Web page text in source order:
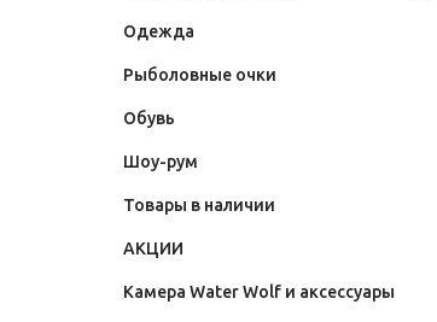
Одежда
Рыболовные очки
Обувь
Шоу-рум
Товары в наличии
АКЦИИ
Камера Water Wolf и аксессуары